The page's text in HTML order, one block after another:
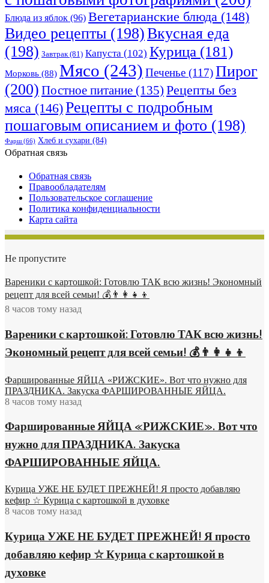
Блюда из яблок (96) Вегетарианские блюда (148)
Видео рецепты (198)Вкусная еда
(198) Завтрак(81) Капуста (102) Курица (181)
Морковь (88) Мясо (243) Печенье (117)Пирог
(200) Постное питание (135) Рецепты без
мяса (146)Рецепты с подробным
пошаговым описанием и фото (198)
Фарш(66) Хлеб и сухари (84)
Обратная связь
Обратная связь
Правообладателям
Пользовательское соглашение
Политика конфиденциальности
Карта сайта
Не пропустите
Вареники с картошкой: Готовлю ТАК всю жизнь! Экономный
рецепт для всей семьи! 💰👨👩👧👦
8 часов тому назад
Вареники с картошкой: Готовлю ТАК всю жизнь!
Экономный рецепт для всей семьи! 💰👨👩👧👦
Фаршированные ЯЙЦА «РИЖСКИЕ». Вот что нужно для
ПРАЗДНИКА. Закуска ФАРШИРОВАННЫЕ ЯЙЦА.
8 часов тому назад
Фаршированные ЯЙЦА «РИЖСКИЕ». Вот что
нужно для ПРАЗДНИКА. Закуска
ФАРШИРОВАННЫЕ ЯЙЦА.
Курица УЖЕ НЕ БУДЕТ ПРЕЖНЕЙ! Я просто добавляю
кефир ☆ Курица с картошкой в духовке
8 часов тому назад
Курица УЖЕ НЕ БУДЕТ ПРЕЖНЕЙ! Я просто
добавляю кефир ☆ Курица с картошкой в
духовке